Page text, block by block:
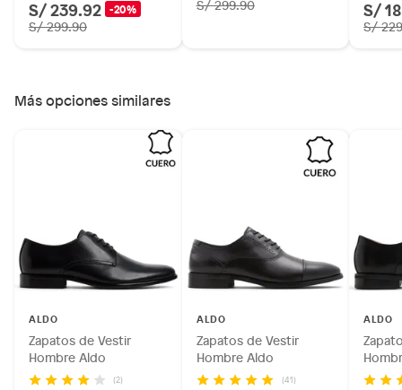
S/ 239.92 -20%
S/ 299.90
S/ 299.90 S/
S/
Más opciones similares
ALDO
Zapatos de Vestir
Hombre Aldo
(2)
ALDO
Zapatos de Vestir
Hombre Aldo
(41)
ALDO